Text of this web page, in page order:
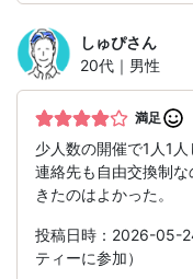
しゅぴさん
20代｜男性
満足
少人数の開催で1人1人
連絡先も自由交換制
きたのはよかった。
投稿日時：2026-05-
ティーに参加）